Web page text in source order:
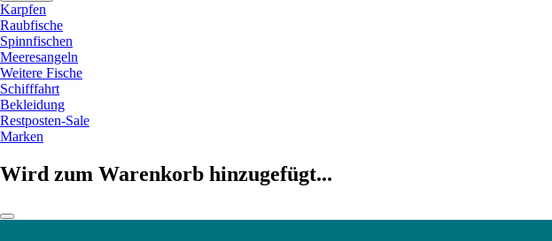
Karpfen
Raubfische
Spinnfischen
Meeresangeln
Weitere Fische
Schifffahrt
Bekleidung
Restposten-Sale
Marken
Wird zum Warenkorb hinzugefügt...